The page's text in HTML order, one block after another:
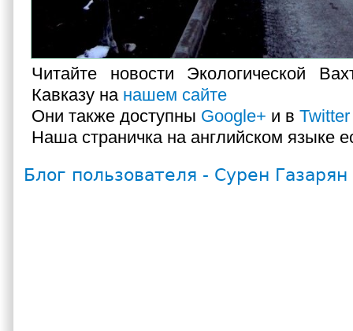
Читайте новости Экологической
Кавказу на нашем сайте
Они также доступны Google+ и в Twitter
Наша страничка на английском языке
Блог пользователя - Сурен Газарян